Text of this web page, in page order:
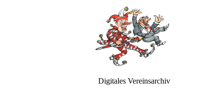
Digitales Vereinsarchiv